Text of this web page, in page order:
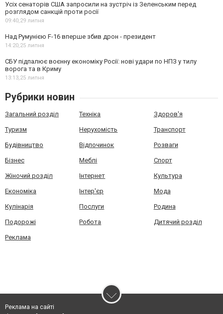
Усіх сенаторів США запросили на зустріч із Зеленським перед
розглядом санкцій проти росії
09:40,29 липня
Над Румунією F-16 вперше збив дрон - президент
14:20,25 липня
СБУ підпалює воєнну економіку Росії: нові удари по НПЗ у тилу
ворога та в Криму
13:13,25 липня
Рубрики новин
Загальний розділ Техніка Здоров'я
Туризм Нерухомість Транспорт
Будівництво Відпочинок Розваги
Бізнес Меблі Спорт
Жіночий розділ Інтернет Культура
Економіка Інтер'єр Мода
Кулінарія Послуги Родина
Подорожі Робота Дитячий розділ
Реклама
Реклама на сайті